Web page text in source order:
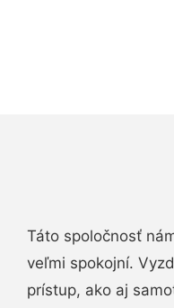
Táto spoločnosť
veľmi spokojní.
prístup, ako aj